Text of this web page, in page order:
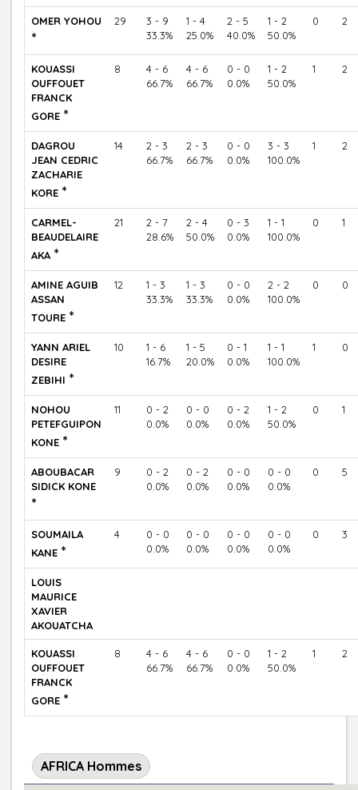
OMER YOHOU
*
29
3 - 9
33.3%
1 - 4
25.0%
2 - 5
40.0%
1 - 2
50.0%
0 2
KOUASSI
OUFFOUET
FRANCK
GORE *
8
4 - 6
66.7%
4 - 6
66.7%
0 - 0
0.0%
1 - 2
50.0%
1 2
DAGROU
JEAN CEDRIC
ZACHARIE
KORE *
14
2 - 3
66.7%
2 - 3
66.7%
0 - 0
0.0%
3 - 3
100.0%
1 2
CARMEL-
BEAUDELAIRE
AKA *
21
2 - 7
28.6%
2 - 4
50.0%
0 - 3
0.0%
1 - 1
100.0%
0 1
AMINE AGUIB
ASSAN
TOURE *
12
1 - 3
33.3%
1 - 3
33.3%
0 - 0
0.0%
2 - 2
100.0%
0 0
YANN ARIEL
DESIRE
ZEBIHI *
10
1 - 6
16.7%
1 - 5
20.0%
0 - 1
0.0%
1 - 1
100.0%
1 0
NOHOU
PETEFGUIPON
KONE *
11
0 - 2
0.0%
0 - 0
0.0%
0 - 2
0.0%
1 - 2
50.0%
0 1
ABOUBACAR
SIDICK KONE
*
9
0 - 2
0.0%
0 - 2
0.0%
0 - 0
0.0%
0 - 0
0.0%
0 5
SOUMAILA
KANE *
4
0 - 0
0.0%
0 - 0
0.0%
0 - 0
0.0%
0 - 0
0.0%
0 3
LOUIS
MAURICE
XAVIER
AKOUATCHA
KOUASSI
OUFFOUET
FRANCK
GORE *
8
4 - 6
66.7%
4 - 6
66.7%
0 - 0
0.0%
1 - 2
50.0%
1 2
AFRICA Hommes